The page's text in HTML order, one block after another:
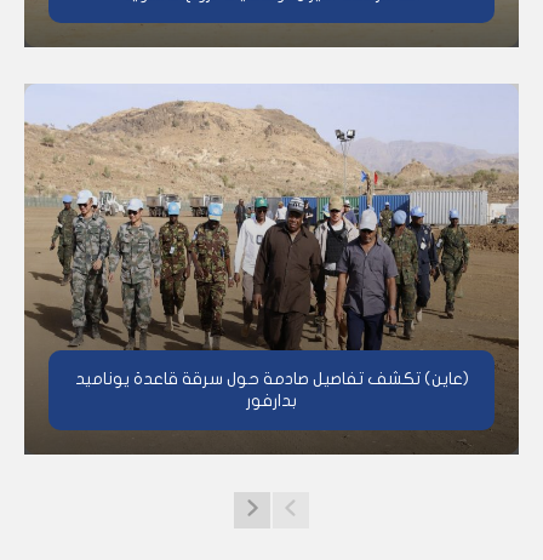
(عاين) تكشف تفاصيل صادمة حول سرقة قاعدة يوناميد
بدارفور